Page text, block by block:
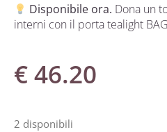
Disponibile ora. Dona un
interni con il porta tealight
€46.20
2 disponibili